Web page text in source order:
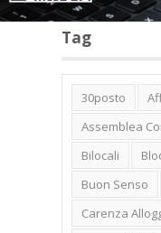
Tag
30posto
Assemblea
Bilocali
Buon Senso
Carenza